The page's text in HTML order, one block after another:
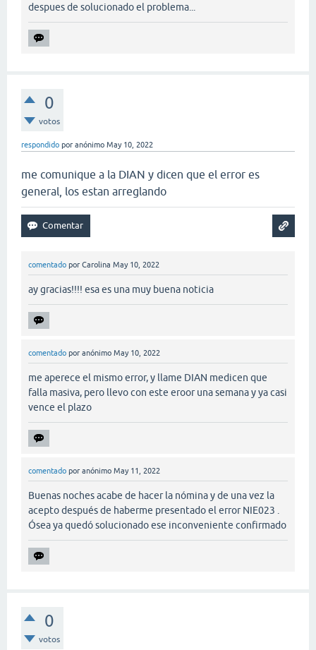
despues de solucionado el problema...
0
votos
respondido por anónimo May 10, 2022
me comunique a la DIAN y dicen que el error es
general, los estan arreglando
comentado por Carolina May 10, 2022
ay gracias!!!! esa es una muy buena noticia
comentado por anónimo May 10, 2022
me aperece el mismo error, y llame DIAN medicen que
falla masiva, pero llevo con este eroor una semana y ya casi
vence el plazo
comentado por anónimo May 11, 2022
Buenas noches acabe de hacer la nómina y de una vez la
acepto después de haberme presentado el error NIE023 .
Ósea ya quedó solucionado ese inconveniente confirmado
0
votos